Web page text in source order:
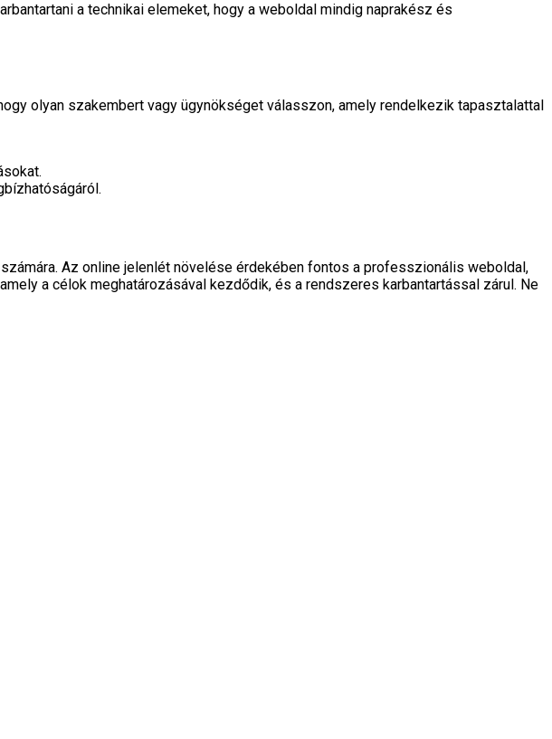
a technikai elemeket, hogy a weboldal mindig naprakész és
olyan szakembert vagy ügynökséget válasszon, amely rendelkezik tapasztalattal
Az online jelenlét növelése érdekében fontos a professzionális weboldal,
a célok meghatározásával kezdődik, és a rendszeres karbantartással zárul. Ne